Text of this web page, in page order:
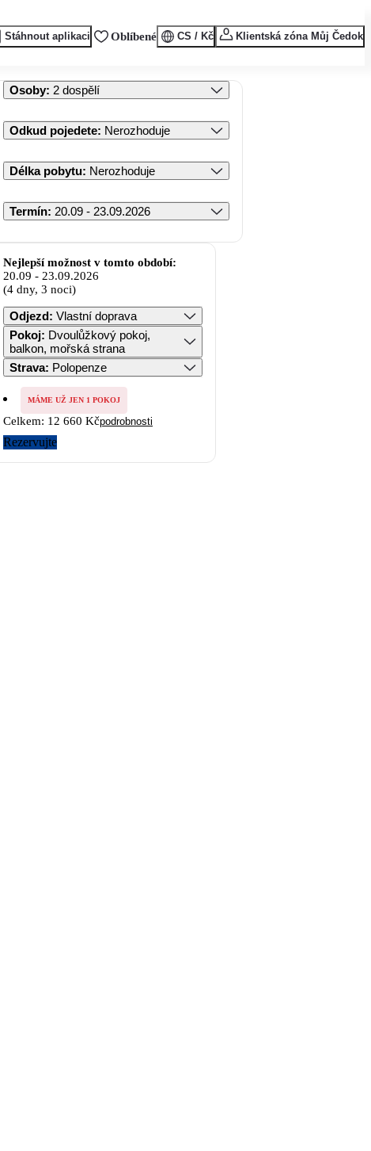
Stáhnout aplikaci Oblíbené CS / Kč Klientská zóna Můj Čedok
krásná příroda a čisté moře.
Osoby: 2 dospělí
Odkud pojedete: Nerozhoduje
Délka pobytu: Nerozhoduje
Termín: 20.09 - 23.09.2026
Nejlepší možnost v tomto období:
20.09 - 23.09.2026
(4 dny, 3 noci)
Odjezd: Vlastní doprava
Pokoj: Dvoulůžkový pokoj,
balkon, mořská strana
Strava: Polopenze
MÁME UŽ JEN 1 POKOJ
Celkem: 12 660 Kčpodrobnosti
Rezervujte